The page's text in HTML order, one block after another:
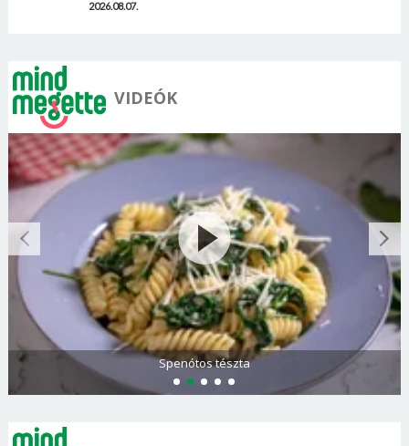
2026.08.07.
VIDEÓK
Spenótos tészta